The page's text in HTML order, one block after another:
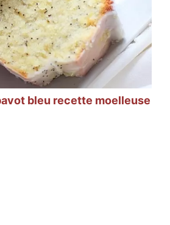
bleu recette moelleuse